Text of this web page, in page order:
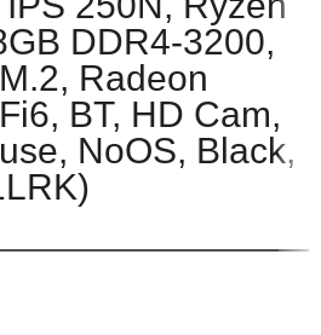
DDR4-3200,
Radeon
BT, HD Cam,
NoOS, Black,